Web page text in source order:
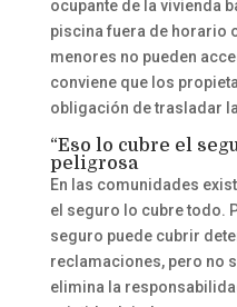
ocupante de la vivienda
piscina fuera de horario
menores no pueden
conviene que los
obligación de trasladar
“Eso lo cubre el
peligrosa
En las comunidades
el seguro lo cubre todo.
seguro puede cubrir
reclamaciones, pero no
elimina la